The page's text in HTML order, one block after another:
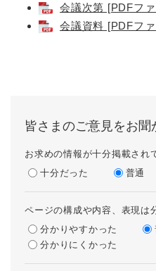
会議次第 [PDFフ
会議資料 [PDFフ
皆さまのご意見をお聞
お求めの情報が十分掲載され
十分だった
普通
ページの構成や内容、表現は
分かりやすかった
分かりにくかった